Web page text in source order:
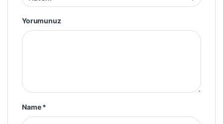
Yorumunuz
Name*